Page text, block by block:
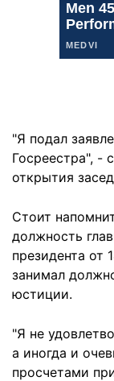
"Я подал
Госреестра", -
открытия
Стоит
должность
президента от
занимал
юстиции.
"Я не
а иногда и
просчетами